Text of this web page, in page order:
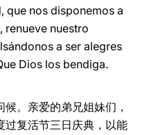
que nos disponemos a
renueve nuestro
a ser alegres
Dios los bendiga.
。亲爱的弟兄姐妹们，
过复活节三日庆典，以能